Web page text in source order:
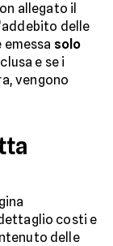
allegato il
delle
emessa solo
e se i
vengono
costi e
delle